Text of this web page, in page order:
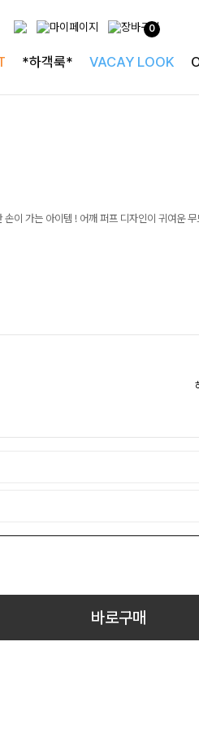
0
*하객룩* VACAY LOOK
이 가는 아이템 ! 어깨 퍼프 디자인이 귀여운 무
바로구매